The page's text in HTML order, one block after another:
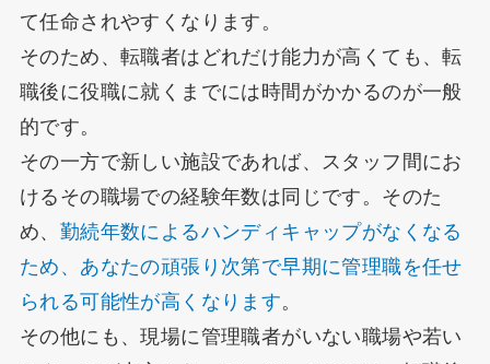
て任命されやすくなります。
そのため、転職者はどれだけ能力が高くても、転
職後に役職に就くまでには時間がかかるのが一般
的です。
その一方で新しい施設であれば、スタッフ間にお
けるその職場での経験年数は同じです。そのた
め、 勤続年数によるハンディキャップがなくなる
ため、あなたの頑張り次第で早期に管理職を任せ
られる可能性が高くなります。
その他にも、現場に管理職者がいない職場や若い